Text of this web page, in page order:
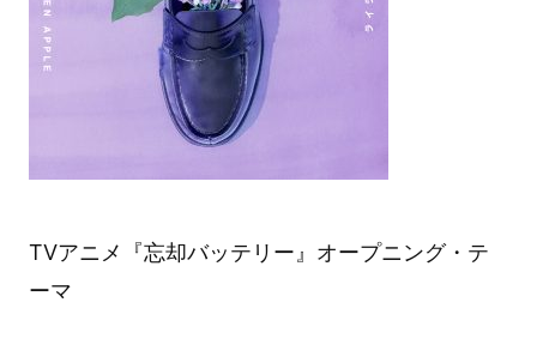
TVアニメ『忘却バッテリー』オープニング・テ
ーマ